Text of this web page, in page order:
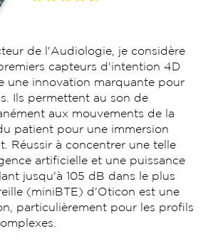
de l'Audiologie, je considère
capteurs d'intention 4D
une innovation marquante pour
Ils permettent au son de
aux mouvements de la
patient pour une immersion
Réussir à concentrer une telle
artificielle et une puissance
jusqu'à 105 dB dans le plus
(miniBTE) d'Oticon est une
particulièrement pour les profils